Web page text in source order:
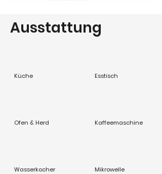
Ausstattung
Küche
Ofen & Herd
Wasserkocher
Esstisch
Kaffeemaschine
Mikrowelle